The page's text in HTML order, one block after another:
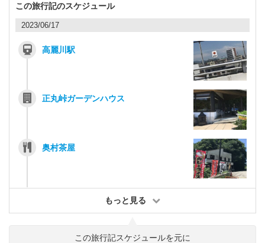
この旅行記のスケジュール
2023/06/17
高麗川駅
正丸峠ガーデンハウス
奥村茶屋
もっと見る
この旅行記スケジュールを元に